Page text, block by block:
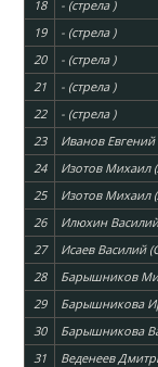
18
- (стрела )
19
- (стрела )
20
- (стрела )
21
- (стрела )
22
- (стрела )
23
Иванов Евгений
24
Изотов Михаил
25
Изотов Михаил
26
Илюхин
27
Исаев Василий
28
Барышников
29
Барышникова
30
Барышникова
31
Веденеев